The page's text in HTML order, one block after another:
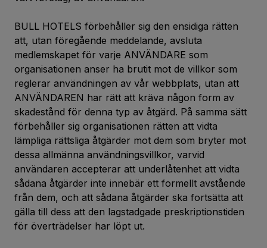
BULL HOTELS förbehåller sig den ensidiga rätten
att, utan föregående meddelande, avsluta
medlemskapet för varje ANVÄNDARE som
organisationen anser ha brutit mot de villkor som
reglerar användningen av vår webbplats, utan att
ANVÄNDAREN har rätt att kräva någon form av
skadestånd för denna typ av åtgärd. På samma sätt
förbehåller sig organisationen rätten att vidta
lämpliga rättsliga åtgärder mot dem som bryter mot
dessa allmänna användningsvillkor, varvid
användaren accepterar att underlåtenhet att vidta
sådana åtgärder inte innebär ett formellt avstående
från dem, och att sådana åtgärder ska fortsätta att
gälla till dess att den lagstadgade preskriptionstiden
för överträdelser har löpt ut.